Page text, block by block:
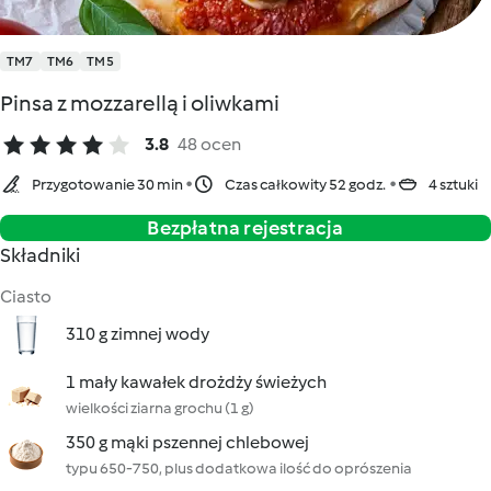
TM7 TM6 TM5
Pinsa z mozzarellą i oliwkami
3.8 48 ocen
Przygotowanie 30 min Czas całkowity 52 godz. 4 sztuki
Bezpłatna rejestracja
Składniki
Ciasto
310 g zimnej wody
1 mały kawałek drożdży świeżych
wielkości ziarna grochu (1 g)
350 g mąki pszennej chlebowej
typu 650-750, plus dodatkowa ilość do oprószenia